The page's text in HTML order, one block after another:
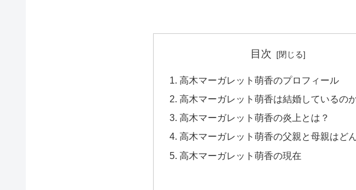
目次
高木マーガレット萌香のプロフィール
高木マーガレット萌香は結婚しているの
高木マーガレット萌香の炎上とは？
高木マーガレット萌香の父親と母親はど
高木マーガレット萌香の現在